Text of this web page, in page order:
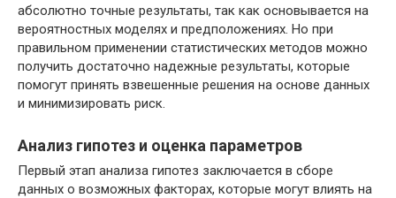
абсолютно точные результаты, так как основывается на
вероятностных моделях и предположениях. Но при
правильном применении статистических методов можно
получить достаточно надежные результаты, которые
помогут принять взвешенные решения на основе данных
и минимизировать риск.
Анализ гипотез и оценка параметров
Первый этап анализа гипотез заключается в сборе
данных о возможных факторах, которые могут влиять на